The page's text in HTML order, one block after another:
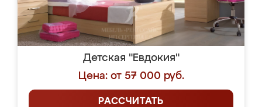
Детская "Евдокия"
Цена: от 57 000 руб.
РАССЧИТАТЬ